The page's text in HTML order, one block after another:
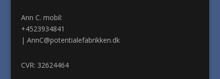
Ann C. mobil:
+4523934841
| AnnC@potentialefabrikken.dk
CVR: 32624464